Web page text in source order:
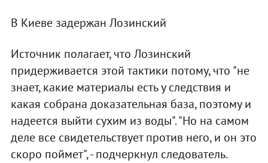
В Киеве задержан Лозинский
Источник полагает, что Лозинский
придерживается этой тактики потому, что "не
знает, какие материалы есть у следствия и
какая собрана доказательная база, поэтому и
надеется выйти сухим из воды". "Но на самом
деле все свидетельствует против него, и он это
скоро поймет", - подчеркнул следователь.